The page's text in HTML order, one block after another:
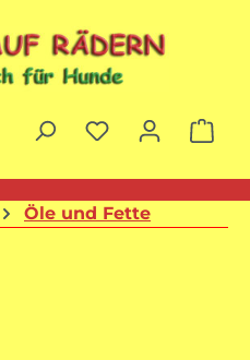
Öle und Fette